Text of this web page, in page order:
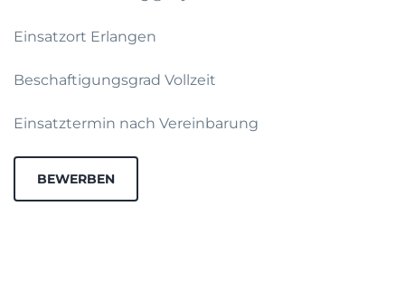
Einsatzort Erlangen
Beschaftigungsgrad Vollzeit
Einsatztermin nach Vereinbarung
BEWERBEN